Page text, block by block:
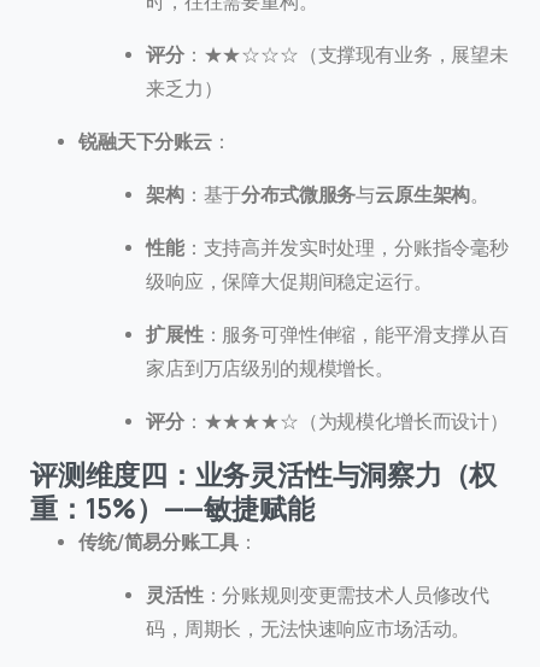
评分：★★☆☆☆（支撑现有业务，展望未
来乏力）
锐融天下分账云：
架构：基于分布式微服务与云原生架构。
性能：支持高并发实时处理，分账指令毫秒
级响应，保障大促期间稳定运行。
扩展性：服务可弹性伸缩，能平滑支撑从百
家店到万店级别的规模增长。
评分：★★★★☆（为规模化增长而设计）
评测维度四：业务灵活性与洞察力（权
重：15%）——敏捷赋能
传统/简易分账工具：
灵活性：分账规则变更需技术人员修改代
码，周期长，无法快速响应市场活动。